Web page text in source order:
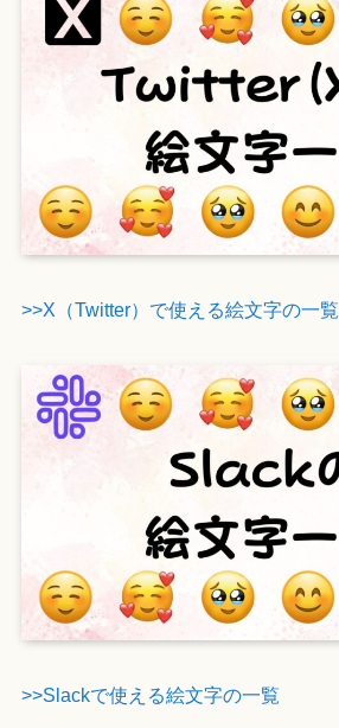
>>X（Twitter）で使える絵文字の一覧
>>Slackで使える絵文字の一覧